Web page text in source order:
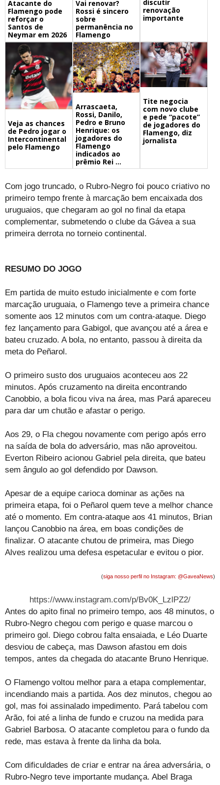
Atacante do
Flamengo pode
reforçar o
Santos de
Neymar em 2026
Vai renovar?
Rossi é sincero
sobre
permanência no
Flamengo
discutir
renovação
importante
Veja as chances
de Pedro jogar o
Intercontinental
pelo Flamengo
Arrascaeta,
Rossi, Danilo,
Pedro e Bruno
Henrique: os
jogadores do
Flamengo
indicados ao
prêmio Rei ...
Tite negocia
com novo clube
e pede “pacote”
de jogadores do
Flamengo, diz
jornalista
Com jogo truncado, o Rubro-Negro foi pouco criativo no
primeiro tempo frente à marcação bem encaixada dos
uruguaios, que chegaram ao gol no final da etapa
complementar, submetendo o clube da Gávea a sua
primeira derrota no torneio continental.
RESUMO DO JOGO
Em partida de muito estudo inicialmente e com forte
marcação uruguaia, o Flamengo teve a primeira chance
somente aos 12 minutos com um contra-ataque. Diego
fez lançamento para Gabigol, que avançou até a área e
bateu cruzado. A bola, no entanto, passou à direita da
meta do Peñarol.
O primeiro susto dos uruguaios aconteceu aos 22
minutos. Após cruzamento na direita encontrando
Canobbio, a bola ficou viva na área, mas Pará apareceu
para dar um chutão e afastar o perigo.
Aos 29, o Fla chegou novamente com perigo após erro
na saída de bola do adversário, mas não aproveitou.
Everton Ribeiro acionou Gabriel pela direita, que bateu
sem ângulo ao gol defendido por Dawson.
Apesar de a equipe carioca dominar as ações na
primeira etapa, foi o Peñarol quem teve a melhor chance
até o momento. Em contra-ataque aos 41 minutos, Brian
lançou Canobbio na área, em boas condições de
finalizar. O atacante chutou de primeira, mas Diego
Alves realizou uma defesa espetacular e evitou o pior.
(siga nosso perfil no Instagram: @GaveaNews)
https://www.instagram.com/p/Bv0K_LzlPZ2/
Antes do apito final no primeiro tempo, aos 48 minutos, o
Rubro-Negro chegou com perigo e quase marcou o
primeiro gol. Diego cobrou falta ensaiada, e Léo Duarte
desviou de cabeça, mas Dawson afastou em dois
tempos, antes da chegada do atacante Bruno Henrique.
O Flamengo voltou melhor para a etapa complementar,
incendiando mais a partida. Aos dez minutos, chegou ao
gol, mas foi assinalado impedimento. Pará tabelou com
Arão, foi até a linha de fundo e cruzou na medida para
Gabriel Barbosa. O atacante completou para o fundo da
rede, mas estava à frente da linha da bola.
Com dificuldades de criar e entrar na área adversária, o
Rubro-Negro teve importante mudança. Abel Braga